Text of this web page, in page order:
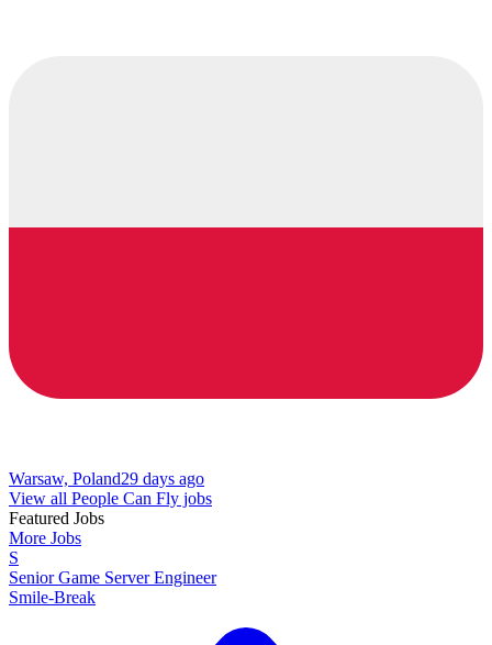
Warsaw, Poland29 days ago
View all People Can Fly jobs
Featured Jobs
More Jobs
S
Senior Game Server Engineer
Smile-Break